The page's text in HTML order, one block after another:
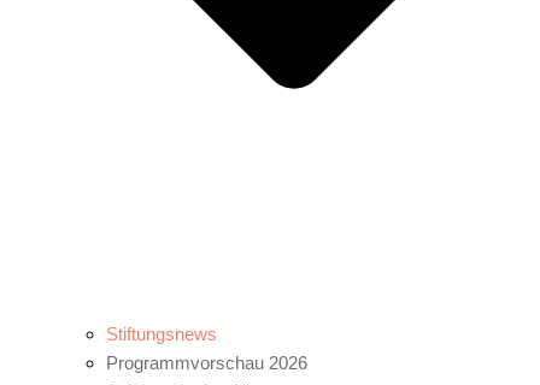
Stiftungsnews
Programmvorschau 2026